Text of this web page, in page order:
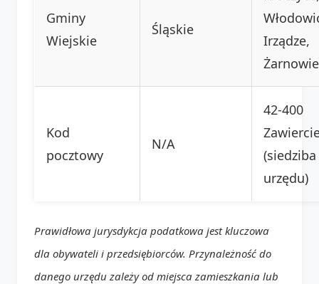
Gminy
Wiejskie
Śląskie
Irządze,
Kod
pocztowy
N/A
42-400
(siedziba
urzędu)
Prawidłowa jurysdykcja podatkowa jest kluczowa
dla obywateli i przedsiębiorców. Przynależność do
danego urzędu zależy od miejsca zamieszkania lub